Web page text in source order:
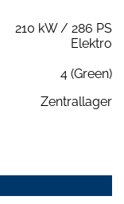
210 kW / 286 PS
Elektro
4 (Green)
Zentrallager